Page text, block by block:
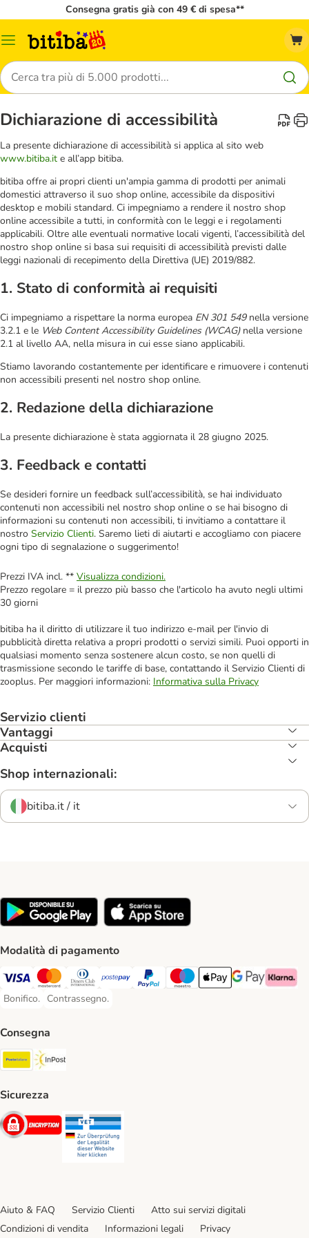
Consegna gratis già con 49 € di spesa**
Overview
Cerca
Dichiarazione di accessibilità
La presente dichiarazione di accessibilità si applica al sito web
www.bitiba.it e all’app bitiba.
bitiba offre ai propri clienti un'ampia gamma di prodotti per animali
domestici attraverso il suo shop online, accessibile da dispositivi
desktop e mobili standard. Ci impegniamo a rendere il nostro shop
online accessibile a tutti, in conformità con le leggi e i regolamenti
applicabili. Oltre alle eventuali normative locali vigenti, l’accessibilità del
nostro shop online si basa sui requisiti di accessibilità previsti dalle
leggi nazionali di recepimento della Direttiva (UE) 2019/882.
1. Stato di conformità ai requisiti
Ci impegniamo a rispettare la norma europea EN 301 549nella versione
3.2.1 e le Web Content Accessibility Guidelines (WCAG)nella versione
2.1 al livello AA, nella misura in cui esse siano applicabili.
Stiamo lavorando costantemente per identificare e rimuovere i contenuti
non accessibili presenti nel nostro shop online.
2. Redazione della dichiarazione
La presente dichiarazione è stata aggiornata il 28 giugno 2025.
3. Feedback e contatti
Se desideri fornire un feedback sull’accessibilità, se hai individuato
contenuti non accessibili nel nostro shop online o se hai bisogno di
informazioni su contenuti non accessibili, ti invitiamo a contattare il
nostro Servizio Clienti. Saremo lieti di aiutarti e accogliamo con piacere
ogni tipo di segnalazione o suggerimento!
Prezzi IVA incl. ** Visualizza condizioni.
Prezzo regolare = il prezzo più basso che l'articolo ha avuto negli ultimi
30 giorni
bitiba ha il diritto di utilizzare il tuo indirizzo e-mail per l'invio di
pubblicità diretta relativa a propri prodotti o servizi simili. Puoi opporti in
qualsiasi momento senza sostenere alcun costo, se non quelli di
trasmissione secondo le tariffe di base, contattando il Servizio Clienti di
zooplus. Per maggiori informazioni: Informativa sulla Privacy
Servizio clienti
Vantaggi
Acquisti
Shop internazionali:
bitiba.it / it
Modalità di pagamento
Visa. Payment Method
Mastercard. Payment Method
Diners Club. Payment Method
Postepay. Payment Method
PayPal. Payment Method
Maestro. Payment Method
Apple pay. Payment
Google Pay
Klarna
Bonifico.
Bonifico. Payment Method
Contrassegno.
Contrassegno. Payment Method
Consegna
Poste Italiane. Shipping Method
Sicurezza
Security
Aiuto & FAQ Servizio Clienti
Atto sui servizi digitali
Condizioni di vendita
Informazioni legali Privacy